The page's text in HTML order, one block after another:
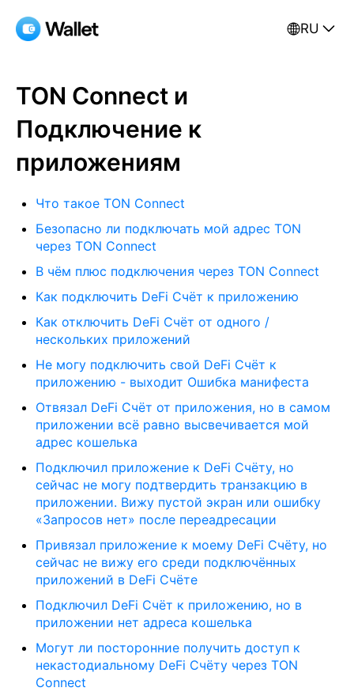
RU
TON Connect и
Подключение к
приложениям
Что такое TON Connect
Безопасно ли подключать мой адрес TON
через TON Connect
В чём плюс подключения через TON Connect
Как подключить DeFi Счёт к приложению
Как отключить DeFi Счёт от одного /
нескольких приложений
Не могу подключить свой DeFi Счёт к
приложению - выходит Ошибка манифеста
Отвязал DeFi Счёт от приложения, но в самом
приложении всё равно высвечивается мой
адрес кошелька
Подключил приложение к DeFi Счёту, но
сейчас не могу подтвердить транзакцию в
приложении. Вижу пустой экран или ошибку
«Запросов нет» после переадресации
Привязал приложение к моему DeFi Счёту, но
сейчас не вижу его среди подключённых
приложений в DeFi Счёте
Подключил DeFi Счёт к приложению, но в
приложении нет адреса кошелька
Могут ли посторонние получить доступ к
некастодиальному DeFi Счёту через TON
Connect